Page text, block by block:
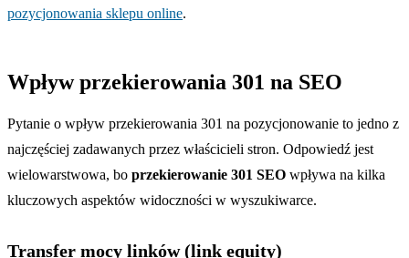
pozycjonowania sklepu online.
Wpływ przekierowania 301 na SEO
Pytanie o wpływ przekierowania 301 na pozycjonowanie to jedno z
najczęściej zadawanych przez właścicieli stron. Odpowiedź jest
wielowarstwowa, bo przekierowanie 301 SEO wpływa na kilka
kluczowych aspektów widoczności w wyszukiwarce.
Transfer mocy linków (link equity)